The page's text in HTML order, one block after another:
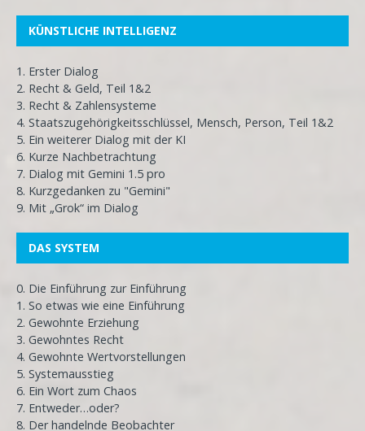
KÜNSTLICHE INTELLIGENZ
1. Erster Dialog
2. Recht & Geld, Teil 1&2
3. Recht & Zahlensysteme
4. Staatszugehörigkeitsschlüssel, Mensch, Person, Teil 1&2
5. Ein weiterer Dialog mit der KI
6. Kurze Nachbetrachtung
7. Dialog mit Gemini 1.5 pro
8. Kurzgedanken zu "Gemini"
9. Mit „Grok“ im Dialog
DAS SYSTEM
0. Die Einführung zur Einführung
1. So etwas wie eine Einführung
2. Gewohnte Erziehung
3. Gewohntes Recht
4. Gewohnte Wertvorstellungen
5. Systemausstieg
6. Ein Wort zum Chaos
7. Entweder…oder?
8. Der handelnde Beobachter